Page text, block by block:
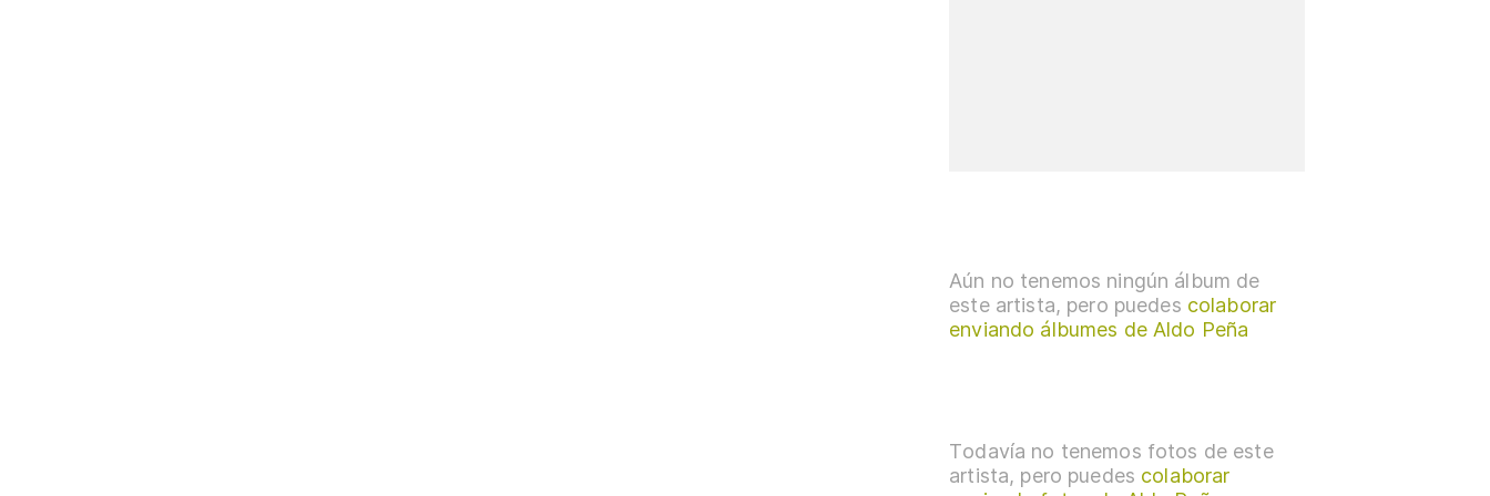
Aún no tenemos ningún álbum de
este artista, pero puedes colaborar
enviando álbumes de Aldo Peña
Todavía no tenemos fotos de este
artista, pero puedes colaborar